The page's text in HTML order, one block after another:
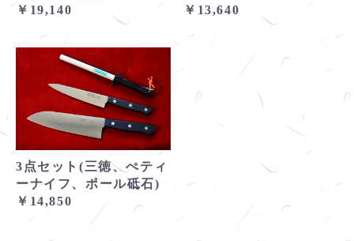
￥19,140
￥13,640
3点セット(三徳、ぺティ
ーナイフ、ポール砥石)
￥14,850